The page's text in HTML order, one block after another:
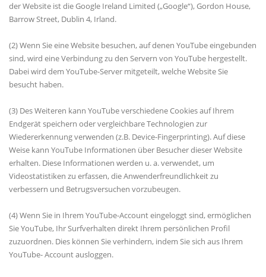
der Website ist die Google Ireland Limited („Google“), Gordon House,
Barrow Street, Dublin 4, Irland.
(2) Wenn Sie eine Website besuchen, auf denen YouTube eingebunden
sind, wird eine Verbindung zu den Servern von YouTube hergestellt.
Dabei wird dem YouTube-Server mitgeteilt, welche Website Sie
besucht haben.
(3) Des Weiteren kann YouTube verschiedene Cookies auf Ihrem
Endgerät speichern oder vergleichbare Technologien zur
Wiedererkennung verwenden (z.B. Device-Fingerprinting). Auf diese
Weise kann YouTube Informationen über Besucher dieser Website
erhalten. Diese Informationen werden u. a. verwendet, um
Videostatistiken zu erfassen, die Anwenderfreundlichkeit zu
verbessern und Betrugsversuchen vorzubeugen.
(4) Wenn Sie in Ihrem YouTube-Account eingeloggt sind, ermöglichen
Sie YouTube, Ihr Surfverhalten direkt Ihrem persönlichen Profil
zuzuordnen. Dies können Sie verhindern, indem Sie sich aus Ihrem
YouTube- Account ausloggen.